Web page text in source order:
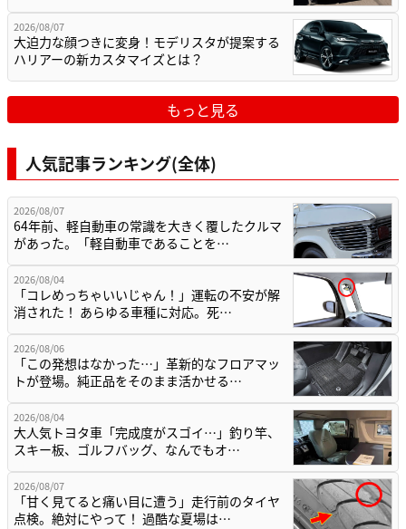
2026/08/07
大迫力な顔つきに変身！モデリスタが提案する
ハリアーの新カスタマイズとは？
もっと見る
人気記事ランキング(全体)
2026/08/07
64年前、軽自動車の常識を大きく覆したクルマ
があった。「軽自動車であることを…
2026/08/04
「コレめっちゃいいじゃん！」運転の不安が解
消された！ あらゆる車種に対応。死…
2026/08/06
「この発想はなかった…」革新的なフロアマッ
トが登場。純正品をそのまま活かせる…
2026/08/04
大人気トヨタ車「完成度がスゴイ…」釣り竿、
スキー板、ゴルフバッグ、なんでもオ…
2026/08/07
「甘く見てると痛い目に遭う」走行前のタイヤ
点検。絶対にやって！ 過酷な夏場は…